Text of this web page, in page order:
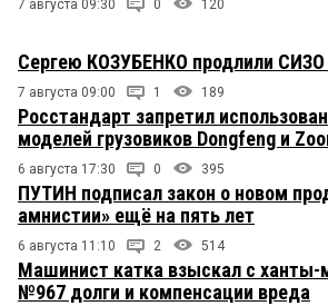
7 августа 09:30 0 120
Сергею КОЗУБЕНКО продлили СИЗО
7 августа 09:00 1 189
Росстандарт запретил
моделей грузовиков Dongfeng и
6 августа 17:30 0 395
ПУТИН подписал закон о новом
амнистии» ещё на пять лет
6 августа 11:10 2 514
Машинист катка взыскал с ханты-
№967 долги и компенсации вреда